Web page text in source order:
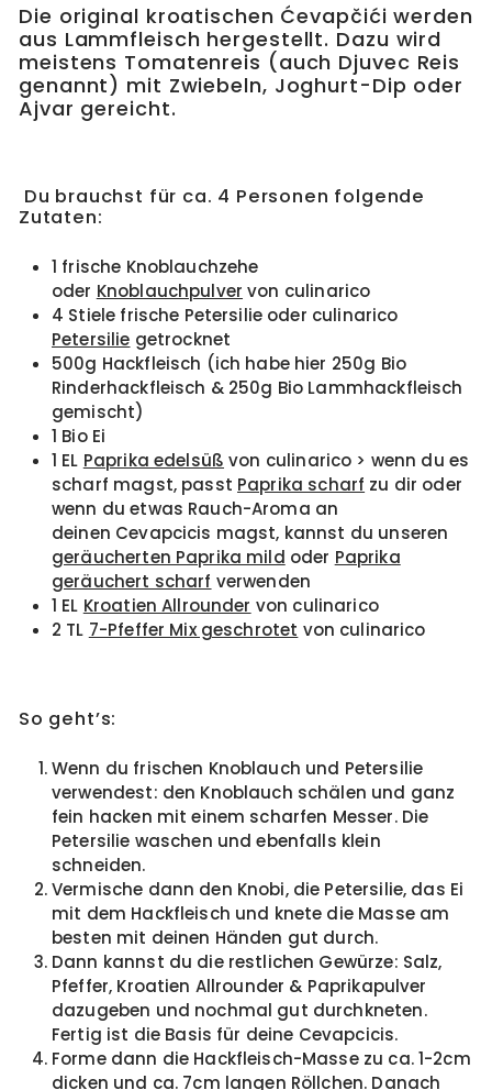
Die original kroatischen Ćevapčići werden
aus Lammfleisch hergestellt. Dazu wird
meistens Tomatenreis (auch Djuvec Reis
genannt) mit Zwiebeln, Joghurt-Dip oder
Ajvar gereicht.
Du brauchst für ca. 4 Personen folgende
Zutaten:
1 frische Knoblauchzehe
oder Knoblauchpulver von culinarico
4 Stiele frische Petersilie oder culinarico
Petersilie getrocknet
500g Hackfleisch (ich habe hier 250g Bio
Rinderhackfleisch & 250g Bio Lammhackfleisch
gemischt)
1 Bio Ei
1 EL Paprika edelsüß von culinarico > wenn du es
scharf magst, passt Paprika scharf zu dir oder
wenn du etwas Rauch-Aroma an
deinen Cevapcicis magst, kannst du unseren
geräucherten Paprika mild oder Paprika
geräuchert scharf verwenden
1 EL Kroatien Allrounder von culinarico
2 TL 7-Pfeffer Mix geschrotet von culinarico
So geht’s:
Wenn du frischen Knoblauch und Petersilie
verwendest: den Knoblauch schälen und ganz
fein hacken mit einem scharfen Messer. Die
Petersilie waschen und ebenfalls klein
schneiden.
Vermische dann den Knobi, die Petersilie, das Ei
mit dem Hackfleisch und knete die Masse am
besten mit deinen Händen gut durch.
Dann kannst du die restlichen Gewürze: Salz,
Pfeffer, Kroatien Allrounder & Paprikapulver
dazugeben und nochmal gut durchkneten.
Fertig ist die Basis für deine Cevapcicis.
Forme dann die Hackfleisch-Masse zu ca. 1-2cm
dicken und ca. 7cm langen Röllchen. Danach